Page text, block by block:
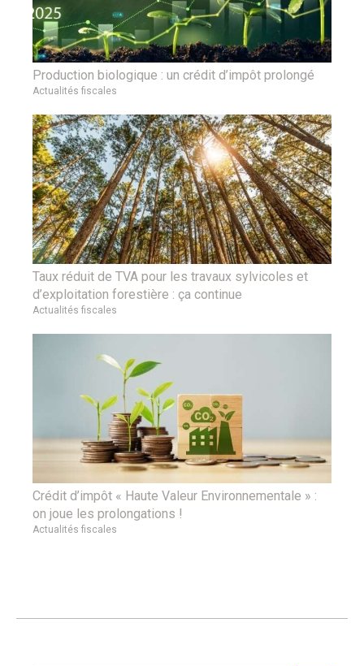
Production biologique : un crédit d’impôt prolongé
Actualités fiscales
Taux réduit de TVA pour les travaux sylvicoles et
d’exploitation forestière : ça continue
Actualités fiscales
Crédit d’impôt « Haute Valeur Environnementale » :
on joue les prolongations !
Actualités fiscales